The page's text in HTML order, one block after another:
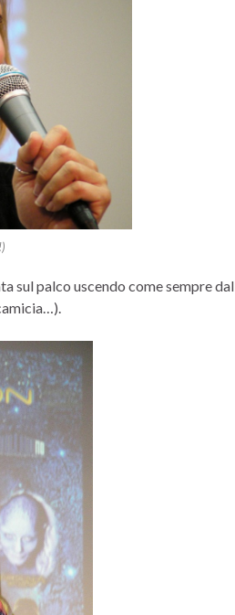
sul palco uscendo come sempre dal